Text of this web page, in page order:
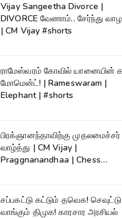
Vijay Sangeetha Divorce |
DIVORCE வேணாம்.. சேர்ந்து
| CM Vijay #shorts
ராமேஸ்வரம் கோவில் யானையின்
மோமென்ட்! | Rameswaram |
Elephant | #shorts
பிரக்ஞானந்தாவிற்கு முதலமைச்சர்
வாழ்த்து | CM Vijay |
Praggnanandhaa | Chess
சப்பகட்டு கட்டும் தவெக!
வாங்கும் திமுக! காரசார அரசியல்